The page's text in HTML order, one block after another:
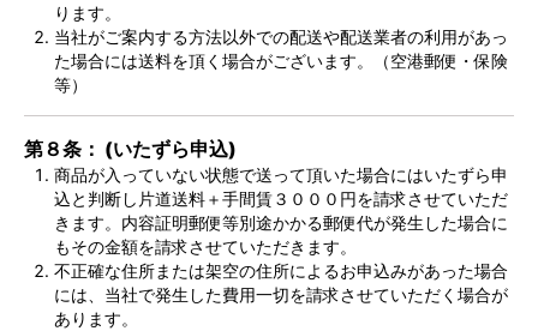
ります。
当社がご案内する方法以外での配送や配送業者の利用があっ
た場合には送料を頂く場合がございます。（空港郵便・保険
等）
第８条： (いたずら申込)
商品が入っていない状態で送って頂いた場合にはいたずら申
込と判断し片道送料＋手間賃３０００円を請求させていただ
きます。内容証明郵便等別途かかる郵便代が発生した場合に
もその金額を請求させていただきます。
不正確な住所または架空の住所によるお申込みがあった場合
には、当社で発生した費用一切を請求させていただく場合が
あります。